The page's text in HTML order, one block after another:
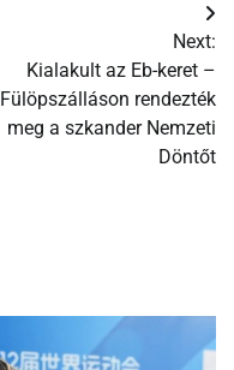
Next:
Kialakult az Eb-keret –
Fülöpszálláson rendezték
meg a szkander Nemzeti
Döntőt